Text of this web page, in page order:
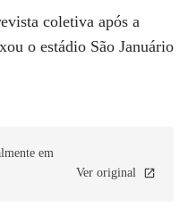
coletiva após a
o estádio São Januário
em
Ver original